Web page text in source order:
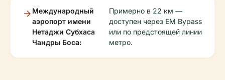
Международный
аэропорт имени
Нетаджи Субхаса
Чандры Боса:
Примерно в 22 км —
доступен через EM Bypass
или по предстоящей линии
метро.